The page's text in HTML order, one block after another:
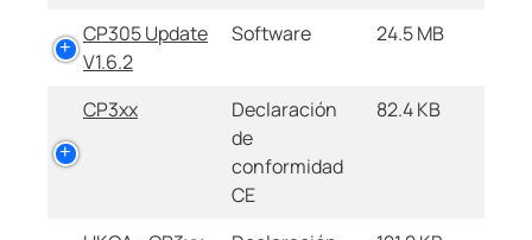
CP305 Update
V1.6.2
Software 24.5 MB
CP3xx
Declaración
de
conformidad
CE
82.4 KB